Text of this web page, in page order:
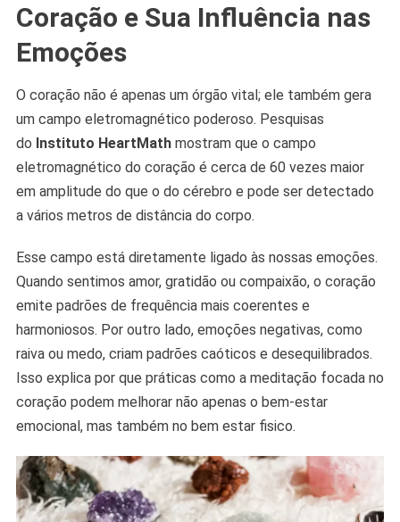
Coração e Sua Influência nas
Emoções
O coração não é apenas um órgão vital; ele também gera
um campo eletromagnético poderoso. Pesquisas
do Instituto HeartMathmostram que o campo
eletromagnético do coração é cerca de 60 vezes maior
em amplitude do que o do cérebro e pode ser detectado
a vários metros de distância do corpo.
Esse campo está diretamente ligado às nossas emoções.
Quando sentimos amor, gratidão ou compaixão, o coração
emite padrões de frequência mais coerentes e
harmoniosos. Por outro lado, emoções negativas, como
raiva ou medo, criam padrões caóticos e desequilibrados.
Isso explica por que práticas como a meditação focada no
coração podem melhorar não apenas o bem-estar
emocional, mas também no bem estar fisico.